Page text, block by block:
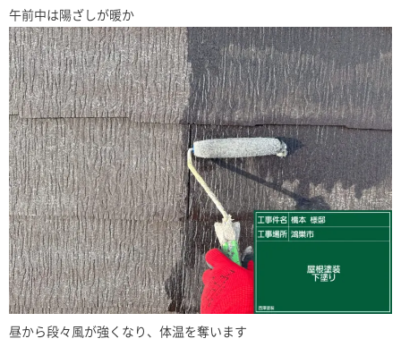
午前中は陽ざしが暖か
昼から段々風が強くなり、体温を奪います